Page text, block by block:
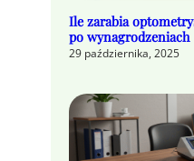
Ile zarabia
po wynagrodzeniach
29 października, 2025